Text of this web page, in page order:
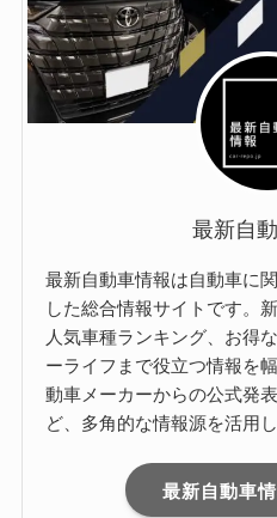
最新自
最新自動車情報は自動車に
した総合情報サイトです。
人気車種ランキング、お得
ーライフまで役立つ情報を
動車メーカーからの公式発
ど、多角的な情報源を活用し
最新自動車